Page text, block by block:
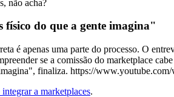
não acha?
físico do que a gente imagina"
é apenas uma parte do processo. O
se a comissão do marketplace
finaliza. https://
a marketplaces.